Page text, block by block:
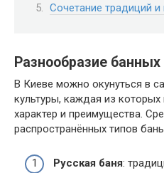
Сочетание традиций и
Разнообразие
В Киеве можно окунуться в
культуры, каждая из
характер и преимущества.
распространённых типов
Русская баня: